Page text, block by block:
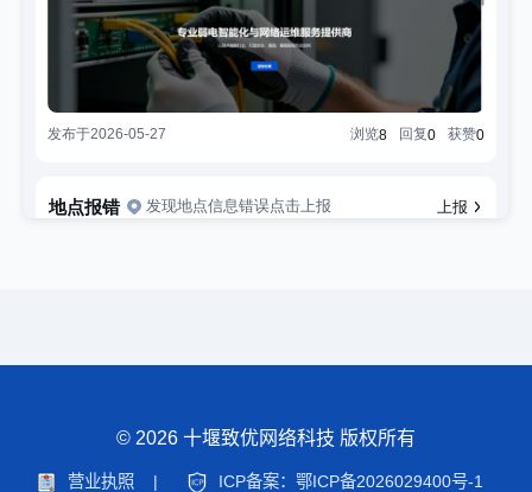
© 2026 十堰致优网络科技 版权所有
营业执照 |
ICP备案：鄂ICP备2026029400号-1